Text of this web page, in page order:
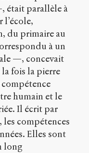
était parallèle à
l’école,
du primaire au
à un
—, concevait
fois la pierre
humain et le
Il écrit par
les compétences
Elles sont
long